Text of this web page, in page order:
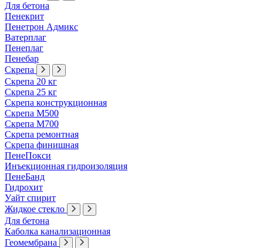
Для бетона
Пенекрит
Пенетрон Адмикс
Ватерплаг
Пенеплаг
Пенебар
Скрепа
Скрепа 20 кг
Скрепа 25 кг
Скрепа конструкционная
Скрепа М500
Скрепа М700
Скрепа ремонтная
Скрепа финишная
ПенеПокси
Инъекционная гидроизоляция
ПенеБанд
Гидрохит
Уайт спирит
Жидкое стекло
Для бетона
Каболка канализационная
Геомембрана